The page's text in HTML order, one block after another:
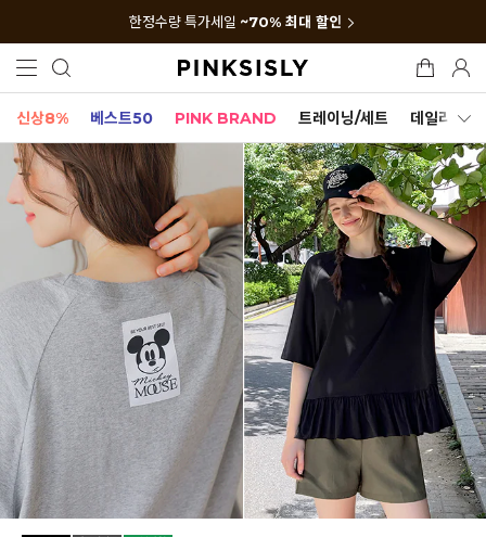
한정수량 특가세일 ~70% 최대 할인
신상8% 베스트50 PINK BRAND 트레이닝/세트 데일리세트